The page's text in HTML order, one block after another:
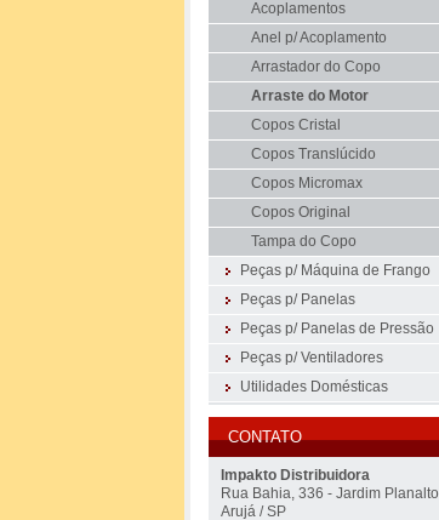
Acoplamentos
Anel p/ Acoplamento
Arrastador do Copo
Arraste do Motor
Copos Cristal
Copos Translúcido
Copos Micromax
Copos Original
Tampa do Copo
Peças p/ Máquina de Frango
Peças p/ Panelas
Peças p/ Panelas de Pressão
Peças p/ Ventiladores
Utilidades Domésticas
CONTATO
Impakto Distribuidora
Rua Bahia, 336 - Jardim Planalto
Arujá / SP